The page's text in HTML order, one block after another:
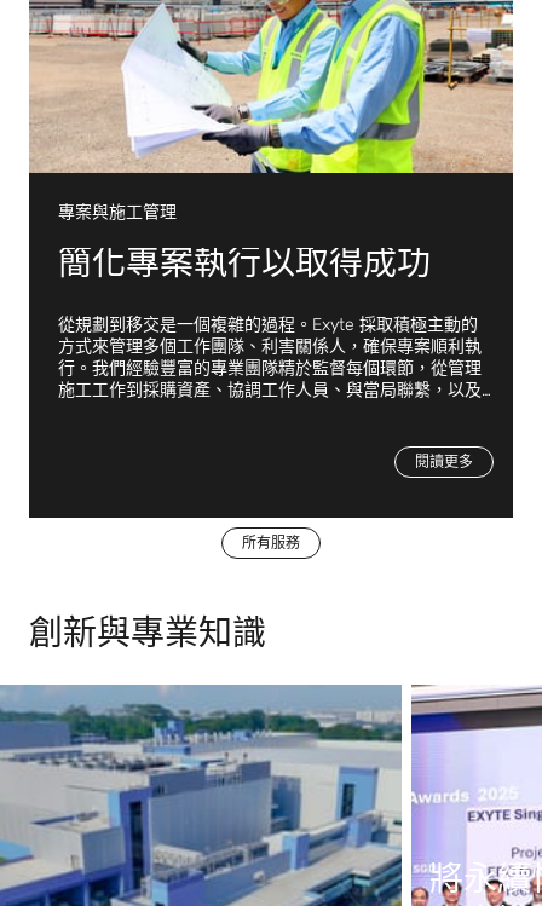
專案與施工管理
簡化專案執行以取得成功
從規劃到移交是一個複雜的過程。Exyte 採取積極主動的
方式來管理多個工作團隊、利害關係人，確保專案順利執
行。我們經驗豐富的專業團隊精於監督每個環節，從管理
施工工作到採購資產、協調工作人員、與當局聯繫，以及
能夠在時間與預算內執行最龐大的專案，確保我們的客戶
閱讀更多
所有服務
創新與專業知識
將永續